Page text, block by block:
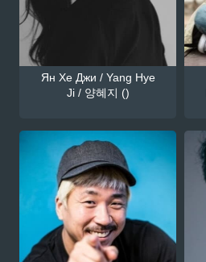
Ян Хе Джи / Yang Hye
Ji / 양혜지 ()